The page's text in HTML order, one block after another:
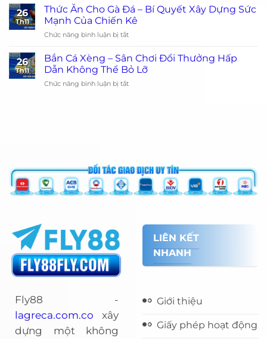
Mùa
Lễ
Đấu
Kịch
Của
Kê
Dũng
Nghiệm
Trực
Tiếp
Đá
Cuốn
Hút
Khoảnh
26
Th11
Thức Ăn Cho Gà Đá – Bí Quyết Xây Dựng Sức
Mạnh Của Chiến Kê
Chức năng bình luận bị tắtở
Ăn
Cho
Gà
Đá
Của
Chiến
26
Th11
Bắn Cá Xèng – Sân Chơi Đổi Thưởng Hấp
Dẫn Không Thể Bỏ Lỡ
Chức năng bình luận bị tắtở
Thưởng
Hấp
Dẫn
Không
Fly88 -
lagreca.com.co xây
dựng một không
LIÊN KẾT
NHANH
Giới thiệu
Giấy phép hoạt động